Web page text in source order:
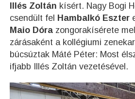
Illés Zoltán kísért. Nagy Bogi
csendült fel Hambalkó Eszter
Maio Dóra zongorakísérete
zárásaként a kollégiumi
búcsúztak Máté Péter: Most
ifjabb Illés Zoltán vezetésével.